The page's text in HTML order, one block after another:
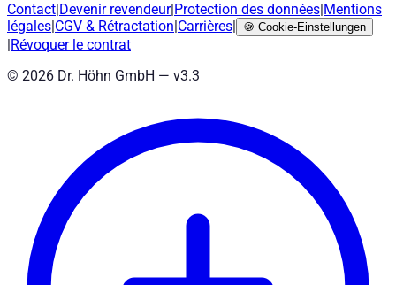
Contact Devenir revendeur| Protection des données Mentions
légales CGV & Rétractation Carrières 🍪 Cookie-Einstellungen
Révoquer le contrat
© 2026 Dr. Höhn GmbH — v3.3